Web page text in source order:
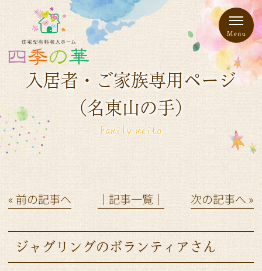
入居者・ご家族専用ページ
（名東山の手）
Family meito
« 前の記事へ │記事一覧│ 次の記事へ »
ジャグリングのボランティアさん